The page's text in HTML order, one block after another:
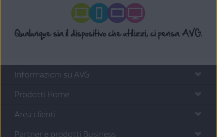
Informazioni su AVG
Prodotti Home
Area clienti
Partner e prodotti Business